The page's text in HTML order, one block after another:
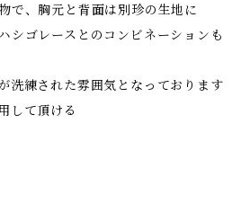
で、胸元と背面は別珍の生地に
シゴレースとのコンビネーションも
洗練された雰囲気となっております
して頂ける